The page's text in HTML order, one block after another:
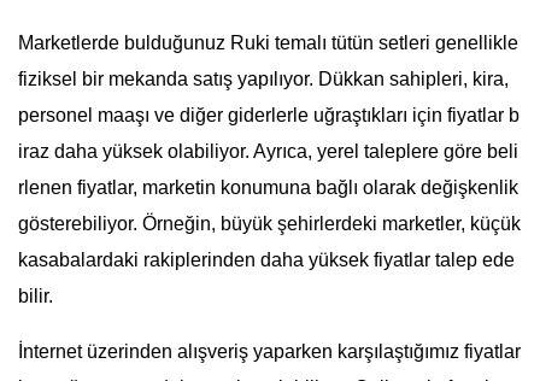
Marketlerde bulduğunuz Ruki temalı tütün setleri genellikle
fiziksel bir mekanda satış yapılıyor. Dükkan sahipleri, kira,
personel maaşı ve diğer giderlerle uğraştıkları için fiyatlar b
iraz daha yüksek olabiliyor. Ayrıca, yerel taleplere göre beli
rlenen fiyatlar, marketin konumuna bağlı olarak değişkenlik
gösterebiliyor. Örneğin, büyük şehirlerdeki marketler, küçük
kasabalardaki rakiplerinden daha yüksek fiyatlar talep ede
bilir.
İnternet üzerinden alışveriş yaparken karşılaştığımız fiyatlar